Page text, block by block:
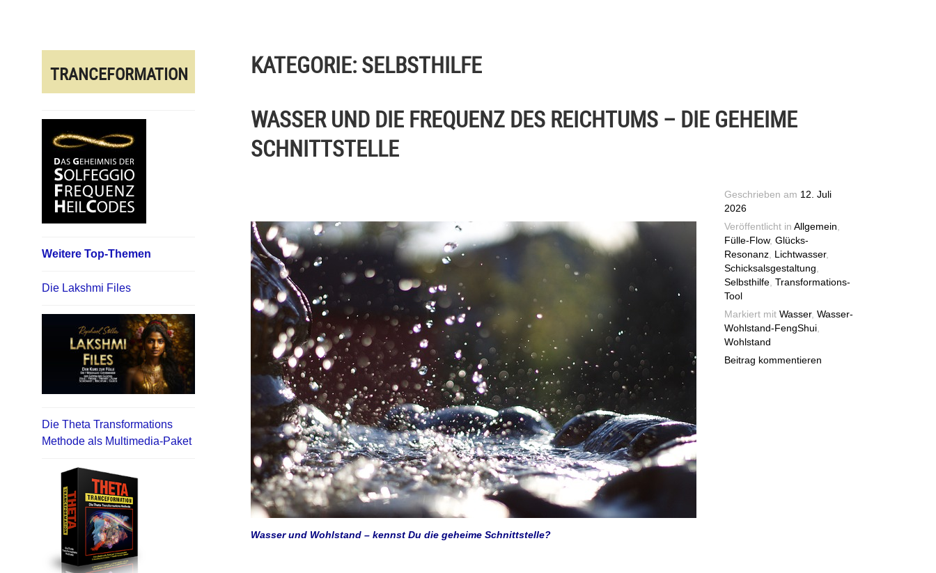
TRANCEFORMATION
Weitere Top-Themen
Die Lakshmi Files
Die Theta Transformations
Methode als Multimedia-Paket
KATEGORIE:SELBSTHILFE
WASSER UND DIE FREQUENZ DES REICHTUMS – DIE GEHEIME
SCHNITTSTELLE
Geschrieben am 12. Juli
2026
Veröffentlicht inAllgemein
Fülle-Flow,Glücks-
Resonanz
Lichtwasser,
Schicksalsgestaltung
Selbsthilfe ,Transformations-
Tool
Markiert mitWasser,Wasser-
Wohlstand-FengShui
Wohlstand
Beitrag kommentieren
Wasser und Wohlstand – kennst Du die geheime Schnittstelle?